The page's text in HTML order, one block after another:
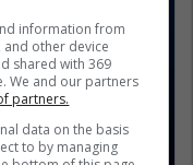
information from
other device
shared with 369
We and our partners
partners.
data on the basis
to by managing